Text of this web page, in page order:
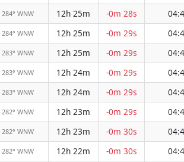
284° WNW 12h 25m -0m 28s
284° WNW 12h 25m -0m 29s
283° WNW 12h 25m -0m 29s
283° WNW 12h 24m -0m 29s
283° WNW 12h 24m -0m 29s
282° WNW 12h 23m -0m 29s
282° WNW 12h 23m -0m 30s
282° WNW 12h 22m -0m 30s